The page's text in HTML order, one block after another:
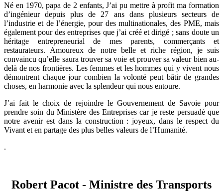
Né en 1970, papa de 2 enfants, J’ai pu mettre à profit ma formation
d’ingénieur depuis plus de 27 ans dans plusieurs secteurs de
l’industrie et de l’énergie, pour des multinationales, des PME, mais
également pour des entreprises que j’ai créé et dirigé ; sans doute un
héritage entrepreneurial de mes parents, commerçants et
restaurateurs. Amoureux de notre belle et riche région, je suis
convaincu qu’elle saura trouver sa voie et prouver sa valeur bien au-
delà de nos frontières. Les femmes et les hommes qui y vivent nous
démontrent chaque jour combien la volonté peut bâtir de grandes
choses, en harmonie avec la splendeur qui nous entoure.
J’ai fait le choix de rejoindre le Gouvernement de Savoie pour
prendre soin du Ministère des Entreprises car je reste persuadé que
notre avenir est dans la construction : joyeux, dans le respect du
Vivant et en partage des plus belles valeurs de l’Humanité.
.
Robert Pacot - Ministre des Transports